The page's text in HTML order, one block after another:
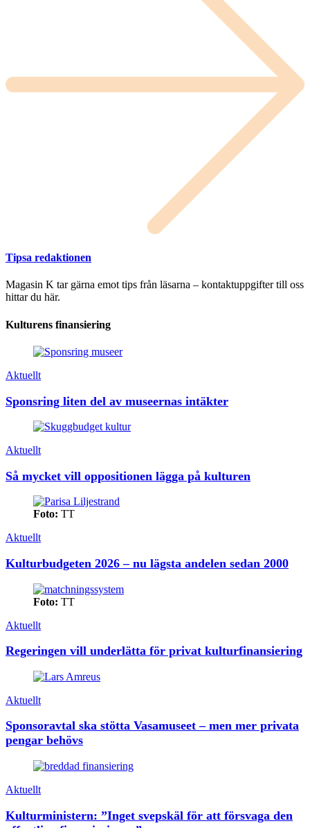
Tipsa redaktionen
Magasin K tar gärna emot tips från läsarna – kontaktuppgifter till oss
hittar du här.
Kulturens finansiering
Aktuellt
Sponsring liten del av museernas intäkter
Aktuellt
Så mycket vill oppositionen lägga på kulturen
Foto: TT
Aktuellt
Kulturbudgeten 2026 – nu lägsta andelen sedan 2000
Foto: TT
Aktuellt
Regeringen vill underlätta för privat kulturfinansiering
Aktuellt
Sponsoravtal ska stötta Vasamuseet – men mer privata
pengar behövs
Aktuellt
Kulturministern: ”Inget svepskäl för att försvaga den